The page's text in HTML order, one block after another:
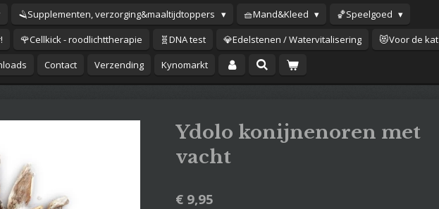
🪒Supplementen, verzorging&maaltijdtoppers 🧺Mand&Kleed
🏀Speelgoed
🌹Cellkick - roodlichttherapie 🧬DNA test 💎Edelstenen / Watervitalisering
😻Voor de kat
Contact Verzending Kynomarkt
Ydolo konijnenoren met
vacht
€ 9,95